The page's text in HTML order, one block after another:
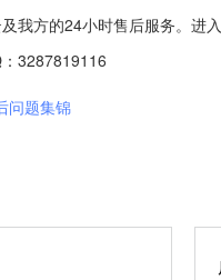
我方的24小时售后服务。
3287819116
问题集锦